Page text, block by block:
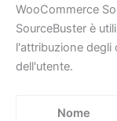
WooCommerce
SourceBuster è
l'attribuzione degli
dell'utente.
Nome